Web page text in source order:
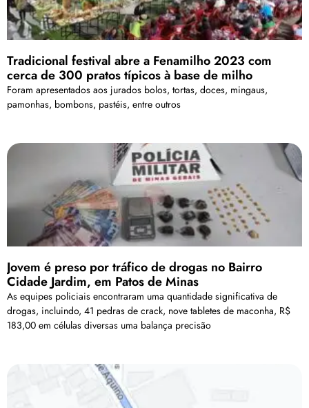
Tradicional festival abre a Fenamilho 2023 com
cerca de 300 pratos típicos à base de milho
Foram apresentados aos jurados bolos, tortas, doces, mingaus,
pamonhas, bombons, pastéis, entre outros
Jovem é preso por tráfico de drogas no Bairro
Cidade Jardim, em Patos de Minas
As equipes policiais encontraram uma quantidade significativa de
drogas, incluindo, 41 pedras de crack, nove tabletes de maconha, R$
183,00 em células diversas uma balança precisão